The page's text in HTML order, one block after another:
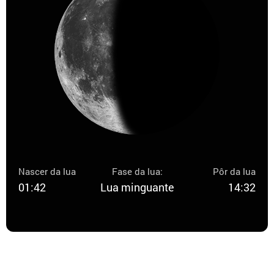
Nascer da lua
01:42
Fase da lua:
Lua minguante
Pôr da lua
14:32